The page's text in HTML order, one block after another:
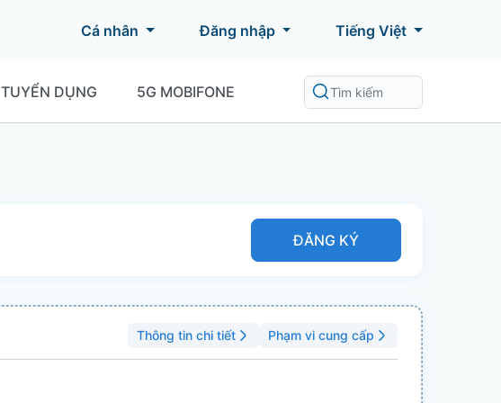
Cá nhân Đăng nhập Tiếng Việt
TUYỂN DỤNG 5G MOBIFONE
ĐĂNG KÝ
Thông tin chi tiết Phạm vi cung cấp